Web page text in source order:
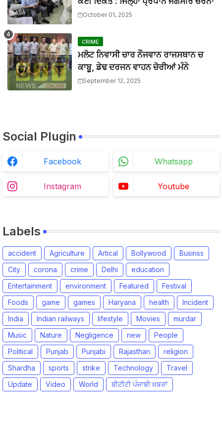
ਟਰੱਕ ਨਾਲ ਟਕਰਾਈ ਪਿਕਅਪ 9 ਦੀ ਮੌਤ 22 ਜਖਮੀ
BTTNEWS- Jun 06 2026
ਸਿੱਖਿਆ ਮੰਤਰੀ ਅਤੇ ਸਿੱਖਿਆ ਸਕੱਤਰ ਵੱਲੋਂ ਮੀਟਿੰਗ ਦਾ ਸਮਾਂ ਵਾਰ-
BTTNEWS- Jun 05 2026
October 01, 2025
CRIME
ਮਲੋਟ ਨਿਵਾਸੀ ਚਾਰ ਨੌਜਵਾਨ ਰਾਜਸਥਾਨ ਚ
ਕਾਬੂ, ਡੇਢ ਦਰਜਨ ਵਾਹਨ ਚੋਰੀਆਂ ਮੰਨੇ
September 12, 2025
Social Plugin
Facebook Whatsapp
Instagram Youtube
Labels
accident Agriculture Artical Bollywood
Businss
City
corona crime Delhi
education
Entertainment
environment Featured
Festival
Foods
game games Haryana health
Incident
India
Indian railways lifestyle Movies
murdar
Music
Nature Negligence new
People
Political
Punjab Punjabi Rajasthan
religion
Shardha
sports strike Technology
Travel
Update
Video World ਬੀਟੀਟੀ ਪੰਜਾਬੀ ਖ਼ਬਰਾਂ